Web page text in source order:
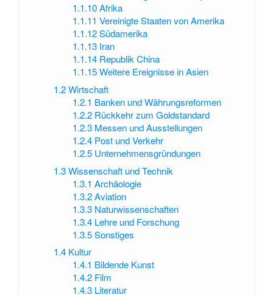
1.1.10 Afrika
1.1.11 Vereinigte Staaten von Amerika
1.1.12 Südamerika
1.1.13 Iran
1.1.14 Republik China
1.1.15 Weitere Ereignisse in Asien
1.2 Wirtschaft
1.2.1 Banken und Währungsreformen
1.2.2 Rückkehr zum Goldstandard
1.2.3 Messen und Ausstellungen
1.2.4 Post und Verkehr
1.2.5 Unternehmensgründungen
1.3 Wissenschaft und Technik
1.3.1 Archäologie
1.3.2 Aviation
1.3.3 Naturwissenschaften
1.3.4 Lehre und Forschung
1.3.5 Sonstiges
1.4 Kultur
1.4.1 Bildende Kunst
1.4.2 Film
1.4.3 Literatur